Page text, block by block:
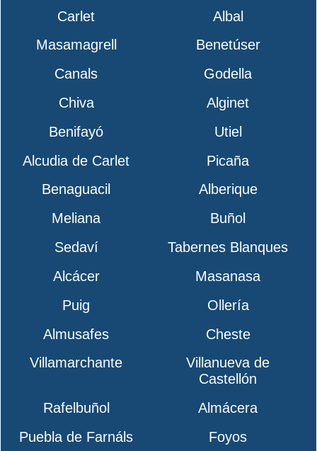
Carlet
Albal
Masamagrell
Benetúser
Canals
Godella
Chiva
Alginet
Benifayó
Utiel
Alcudia de Carlet
Picaña
Benaguacil
Alberique
Meliana
Buñol
Sedaví
Tabernes Blanques
Alcácer
Masanasa
Puig
Ollería
Almusafes
Cheste
Villamarchante
Villanueva de
Castellón
Rafelbuñol
Almácera
Puebla de Farnáls
Foyos